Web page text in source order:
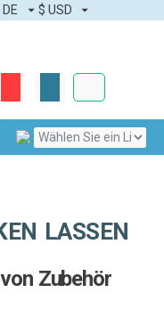
DE $ USD
LASSEN
Zubehör